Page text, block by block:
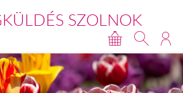
SZOLNOK